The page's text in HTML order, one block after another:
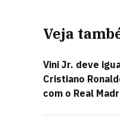
Veja
Vini Jr. deve
Cristiano
com o Real